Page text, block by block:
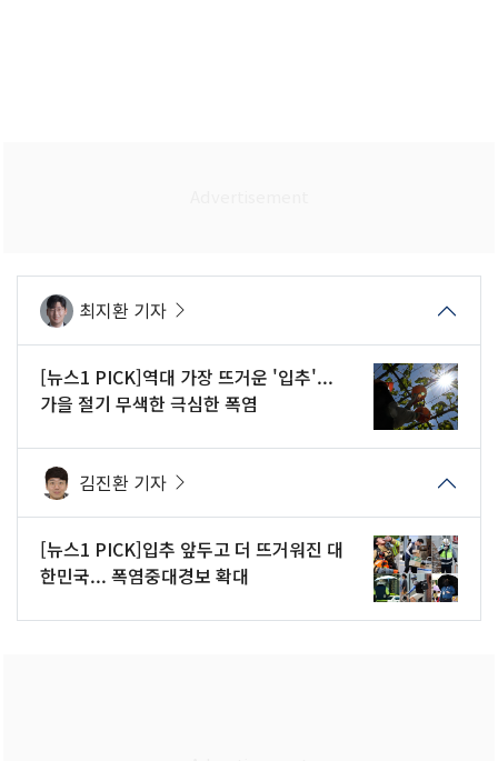
최지환 기자
[뉴스1 PICK]역대 가장 뜨거운 '입추'...
가을 절기 무색한 극심한 폭염
김진환 기자
[뉴스1 PICK]입추 앞두고 더 뜨거워진 대
한민국... 폭염중대경보 확대